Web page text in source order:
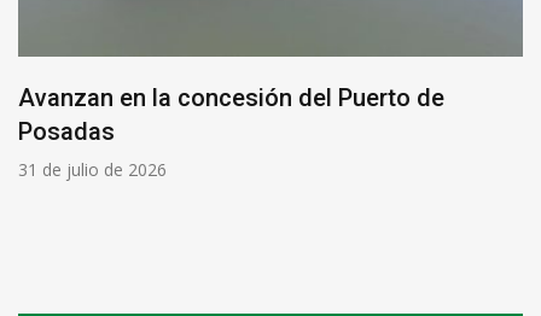
Avanzan en la concesión del Puerto de
Posadas
31 de julio de 2026